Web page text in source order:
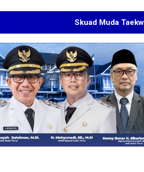
Skuad Muda Taekwondo Kaltim Sabet